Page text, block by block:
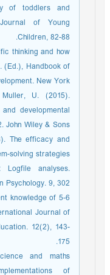
of toddlers and
of Young
Children, 82-88.
thinking and how
(Ed.), Handbook of
New York.
U. (2015).
developmental
John Wiley & Sons.
The efficacy and
solving strategies
Logfile analyses.
Psychology. 9, 302.
knowledge of 5-6
Journal of
12(2), 143-
175.
and maths
of